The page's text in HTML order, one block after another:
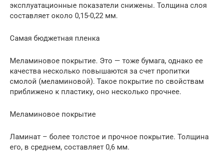
эксплуатационные показатели снижены. Толщина слоя
составляет около 0,15-0,22 мм.
Самая бюджетная пленка
Меламиновое покрытие. Это — тоже бумага, однако ее
качества несколько повышаются за счет пропитки
смолой (меламиновой). Такое покрытие по свойствам
приближено к пластику, оно несколько прочнее.
Меламиновое покрытие
Ламинат – более толстое и прочное покрытие. Толщина
его, в среднем, составляет 0,6 мм.